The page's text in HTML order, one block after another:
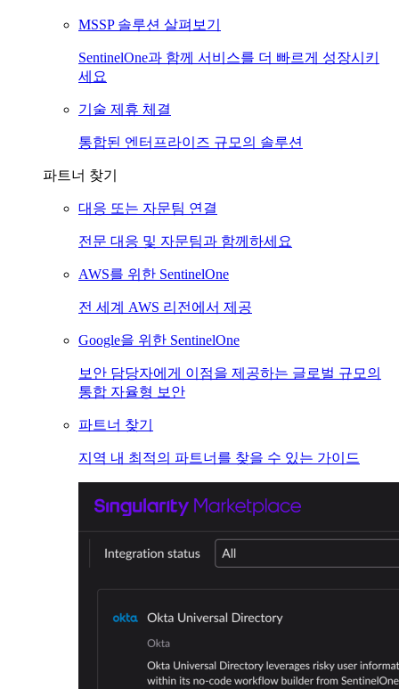
MSSP 솔루션 살펴보기
SentinelOne과 함께 서비스를 더 빠르게 성장시키
세요
기술 제휴 체결
통합된 엔터프라이즈 규모의 솔루션
파트너 찾기
대응 또는 자문팀 연결
전문 대응 및 자문팀과 함께하세요
AWS를 위한 SentinelOne
전 세계 AWS 리전에서 제공
Google을 위한 SentinelOne
보안 담당자에게 이점을 제공하는 글로벌 규모의
통합 자율형 보안
파트너 찾기
지역 내 최적의 파트너를 찾을 수 있는 가이드